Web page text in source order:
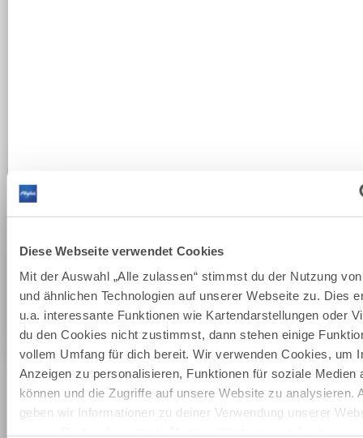
Diese Webseite verwendet Cookies
Mit der Auswahl „Alle zulassen“ stimmst du der Nutzung
und ähnlichen Technologien auf unserer Webseite zu. Dies
u.a. interessante Funktionen wie Kartendarstellungen oder
du den Cookies nicht zustimmst, dann stehen einige
vollem Umfang für dich bereit. Wir verwenden Cookies, um
Anzeigen zu personalisieren, Funktionen für soziale Medien
können und die Zugriffe auf unsere Website zu analysieren.
geben wir Informationen zu deiner Verwendung unserer
MARKENPARTNER ALLGÄU
Markenpartner Allgäu
Filter zurücksetzen
JETZT SUCHEN
Wir haben 190 Treffer für dich gefunden.